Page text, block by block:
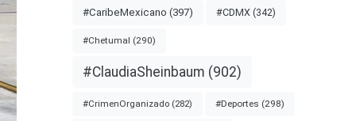
#CaribeMexicano (397) #CDMX(342)
#Chetumal (290)
#ClaudiaSheinbaum (902)
#CrimenOrganizado(282) #Deportes (298)